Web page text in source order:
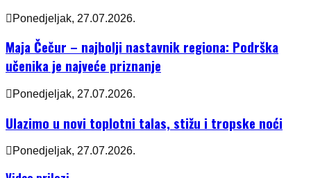
Ponedjeljak, 27.07.2026.
Maja Čečur – najbolji nastavnik regiona: Podrška
učenika je najveće priznanje
Ponedjeljak, 27.07.2026.
Ulazimo u novi toplotni talas, stižu i tropske noći
Ponedjeljak, 27.07.2026.